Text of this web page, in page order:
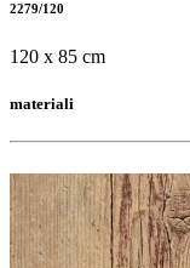
2279/120
120 x 85 cm
materiali